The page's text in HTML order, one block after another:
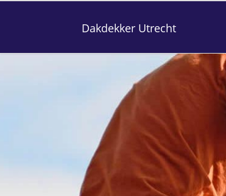
Dakdekker Utrecht